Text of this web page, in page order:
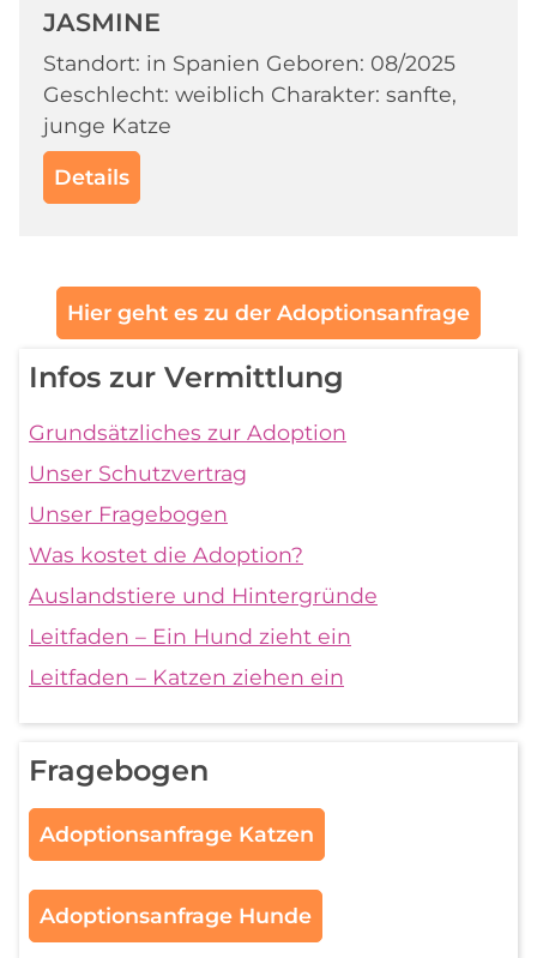
JASMINE
Standort: in Spanien Geboren: 08/2025
Geschlecht: weiblich Charakter: sanfte,
junge Katze
Details
Hier geht es zu der Adoptionsanfrage
Infos zur Vermittlung
Grundsätzliches zur Adoption
Unser Schutzvertrag
Unser Fragebogen
Was kostet die Adoption?
Auslandstiere und Hintergründe
Leitfaden – Ein Hund zieht ein
Leitfaden – Katzen ziehen ein
Fragebogen
Adoptionsanfrage Katzen
Adoptionsanfrage Hunde